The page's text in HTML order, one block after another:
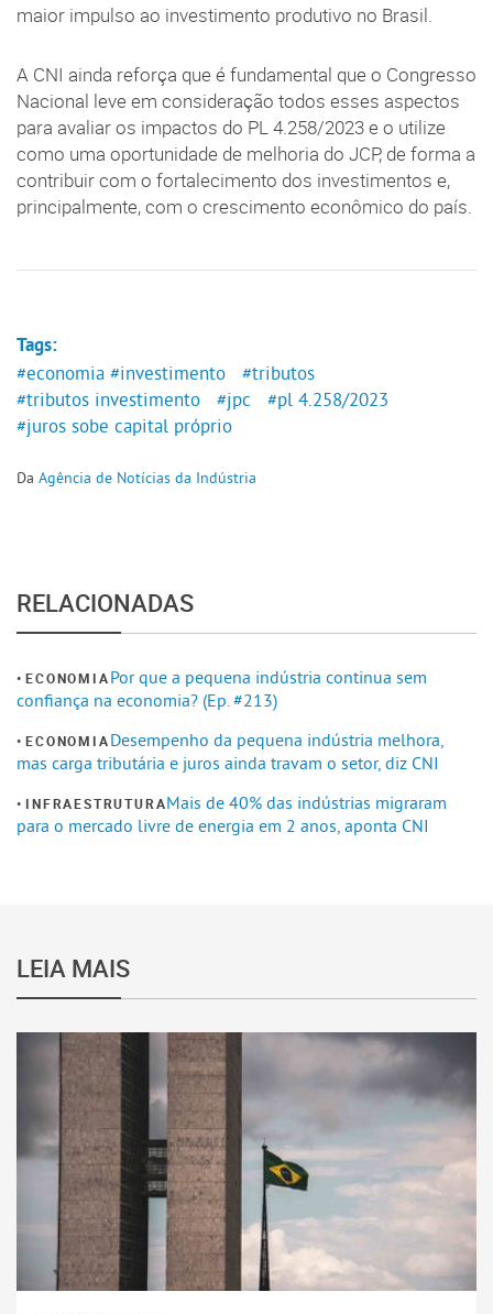
maior impulso ao investimento produtivo no Brasil.
A CNI ainda reforça que é fundamental que o Congresso
Nacional leve em consideração todos esses aspectos
para avaliar os impactos do PL 4.258/2023 e o utilize
como uma oportunidade de melhoria do JCP, de forma a
contribuir com o fortalecimento dos investimentos e,
principalmente, com o crescimento econômico do país.
Tags:
#economia #investimento
#tributos
#tributos investimento
#jpc
#pl 4.258/2023
#juros sobe capital próprio
Da Agência de Notícias da Indústria
RELACIONADAS
ECONOMIAPor que a pequena indústria continua sem
confiança na economia? (Ep. #213)
ECONOMIADesempenho da pequena indústria melhora,
mas carga tributária e juros ainda travam o setor, diz CNI
INFRAESTRUTURAMais de 40% das indústrias migraram
para o mercado livre de energia em 2 anos, aponta CNI
LEIA MAIS